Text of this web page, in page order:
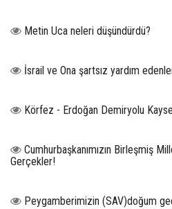
Metin Uca neleri düşündürdü?
İsrail ve Ona şartsız yardım
Körfez - Erdoğan Demiryolu
Cumhurbaşkanımızın Birleşmiş
Gerçekler!
Peygamberimizin (SAV)doğum